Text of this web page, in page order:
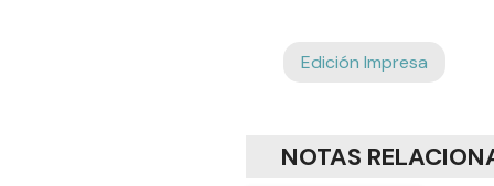
Edición Impresa
NOTAS